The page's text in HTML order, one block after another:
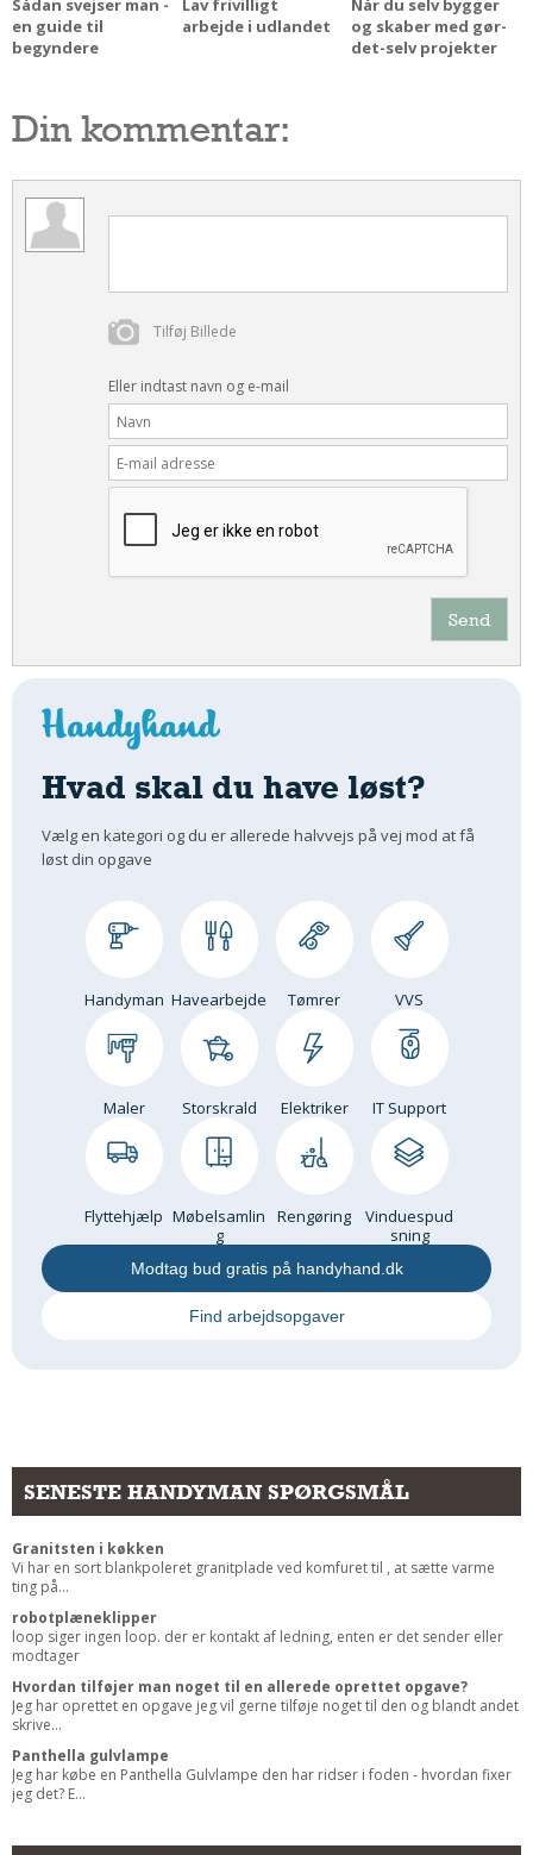
Sådan svejser man -
en guide til
begyndere
Lav frivilligt
arbejde i udlandet
Når du selv bygger
og skaber med gør-
det-selv projekter
Din kommentar:
Tilføj Billede
Eller indtast navn og e-mail
Send
Hvad skal du have løst?
Vælg en kategori og du er allerede halvvejs på vej mod at få
løst din opgave
Handyman Havearbejde Tømrer VVS
Maler Storskrald Elektriker IT Support
Flyttehjælp Møbelsamlin
g
Rengøring
Vinduespud
sning
Modtag bud gratis på handyhand.dk
Find arbejdsopgaver
SENESTE HANDYMAN SPØRGSMÅL
Granitsten i køkken
Vi har en sort blankpoleret granitplade ved komfuret til , at sætte varme
ting på...
robotplæneklipper
loop siger ingen loop. der er kontakt af ledning, enten er det sender eller
modtager
Hvordan tilføjer man noget til en allerede oprettet opgave?
Jeg har oprettet en opgave jeg vil gerne tilføje noget til den og blandt andet
skrive...
Panthella gulvlampe
Jeg har købe en Panthella Gulvlampe den har ridser i foden - hvordan fixer
jeg det? E...